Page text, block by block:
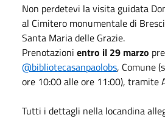
Non perdetevi la visita guidata
al Cimitero monumentale di
Santa Maria delle Grazie.
Prenotazioni entro il 29 marzo
@bibliotecasanpaolobs, Comune
ore 10:00 alle ore 11:00), tramite
Tutti i dettagli nella locandina